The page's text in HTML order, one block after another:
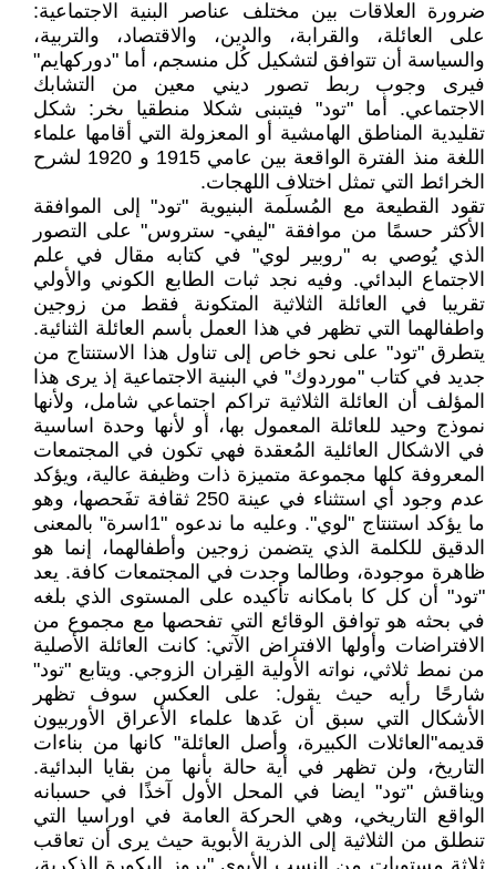
ضرورة العلاقات بين مختلف عناصر البنية الاجتماعية:
على العائلة، والقرابة، والدين، والاقتصاد، والتربية،
والسياسة أن تتوافق لتشكيل كُل منسجم، أما "دوركهايم"
فيرى وجوب ربط تصور ديني معين من التشابك
الاجتماعي. أما "تود" فيتبنى شكلا منطقيا ىخر: شكل
تقليدية المناطق الهامشية أو المعزولة التي أقامها علماء
اللغة منذ الفترة الواقعة بين عامي 1915 و 1920 لشرح
الخرائط التي تمثل اختلاف اللهجات.
تقود القطيعة مع المُسلَمة البنيوية "تود" إلى الموافقة
الأكثر حسمًا من موافقة "ليفي- ستروس" على التصور
الذي يُوصي به "روبير لوي" في كتابه مقال في علم
الاجتماع البدائي. وفيه نجد ثبات الطابع الكوني والأولي
تقريبا في العائلة الثلاثية المتكونة فقط من زوجين
واطفالهما التي تظهر في هذا العمل بأسم العائلة الثنائية.
يتطرق "تود" على نحو خاص إلى تناول هذا الاستنتاج من
جديد في كتاب "موردوك" في البنية الاجتماعية إذ يرى هذا
المؤلف أن العائلة الثلاثية تراكم اجتماعي شامل، ولأنها
نموذج وحيد للعائلة المعمول بها، أو لأنها وحدة اساسية
في الاشكال العائلية المُعقدة فهي تكون في المجتمعات
المعروفة كلها مجموعة متميزة ذات وظيفة عالية، ويؤكد
عدم وجود أي استثناء في عينة 250 ثقافة تفَحصها، وهو
ما يؤكد استنتاج "لوي". وعليه ما ندعوه "1اسرة" بالمعنى
الدقيق للكلمة الذي يتضمن زوجين وأطفالهما، إنما هو
ظاهرة موجودة، وطالما وجدت في المجتمعات كافة. يعد
"تود" أن كل كا بامكانه تأكيده على المستوى الذي بلغه
في بحثه هو توافق الوقائع التي تفحصها مع مجموع من
الافتراضات وأولها الافتراض الآتي: كانت العائلة الأصلية
من نمط ثلاثي، نواته الأولية القِران الزوجي. ويتابع "تود"
شارحًا رأيه حيث يقول: على العكس سوف تظهر
الأشكال التي سبق أن عَدها علماء الأعراق الأوربيون
قديمه"العائلات الكبيرة، وأصل العائلة" كانها من بناءات
التاريخ، ولن تظهر في أية حالة بأنها من بقايا البدائية.
ويناقش "تود" ايضا في المحل الأول آخذًا في حسبانه
الواقع التاريخي، وهي الحركة العامة في اوراسيا التي
تنطلق من الثلاثية إلى الذرية الأبوية حيث يرى أن تعاقب